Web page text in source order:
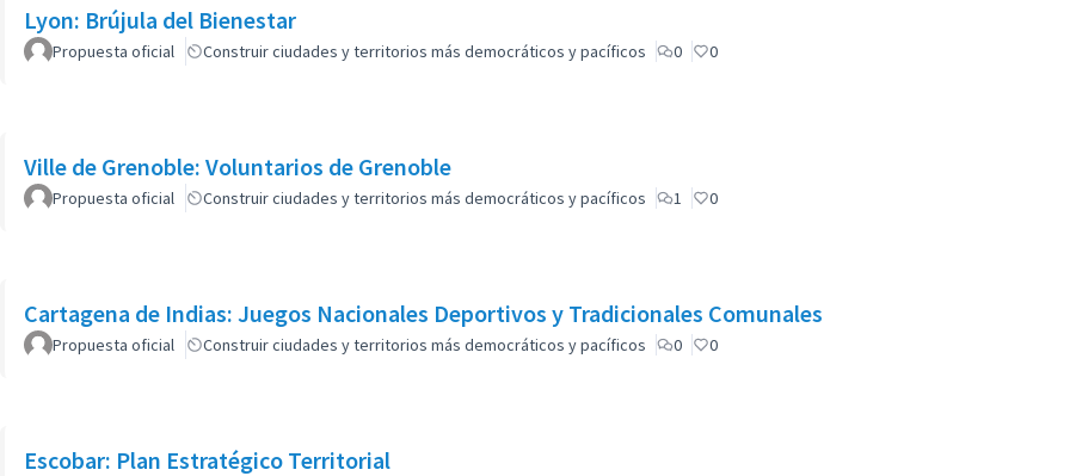
Lyon: Brújula del Bienestar
Propuesta oficial Construir ciudades y territorios más democráticos y pacíficos 0 0
Ville de Grenoble: Voluntarios de Grenoble
Propuesta oficial Construir ciudades y territorios más democráticos y pacíficos 1 0
Cartagena de Indias: Juegos Nacionales Deportivos y Tradicionales Comunales
Propuesta oficial Construir ciudades y territorios más democráticos y pacíficos 0 0
Escobar: Plan Estratégico Territorial